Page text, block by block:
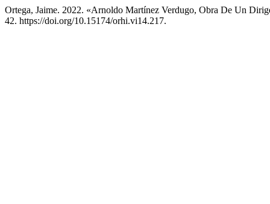
Ortega, Jaime. 2022. «Arnoldo Martínez Verdugo, Obra De Un
42. https://doi.org/10.15174/orhi.vi14.217.